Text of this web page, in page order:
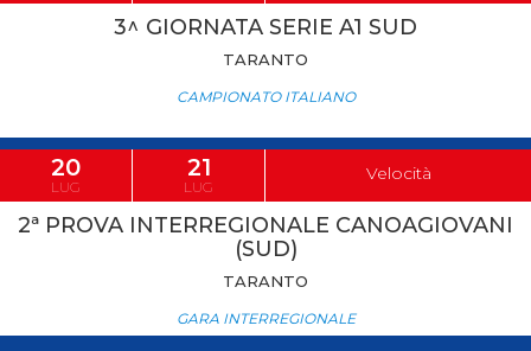
3^ GIORNATA SERIE A1 SUD
TARANTO
CAMPIONATO ITALIANO
20
LUG
21
LUG
Velocità
2ª PROVA INTERREGIONALE CANOAGIOVANI
(SUD)
TARANTO
GARA INTERREGIONALE